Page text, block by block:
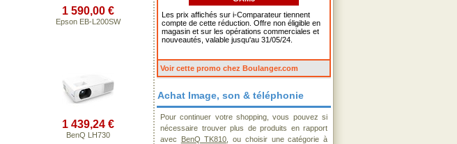
1 590,00 €
Epson EB-L200SW
1 439,24 €
BenQ LH730
Les prix affichés sur i-Comparateur tiennent
compte de cette réduction. Offre non éligible en
magasin et sur les opérations commerciales et
nouveautés, valable jusqu'au 31/05/24.
Voir cette promo chez Boulanger.com
Achat Image, son & téléphonie
Pour continuer votre shopping, vous pouvez si
nécessaire trouver plus de produits en rapport
avec
BenQ TK810 , ou choisir une catégorie à